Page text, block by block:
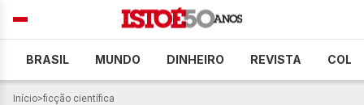
BRASIL MUNDO DINHEIRO REVISTA
Início>ficção científica